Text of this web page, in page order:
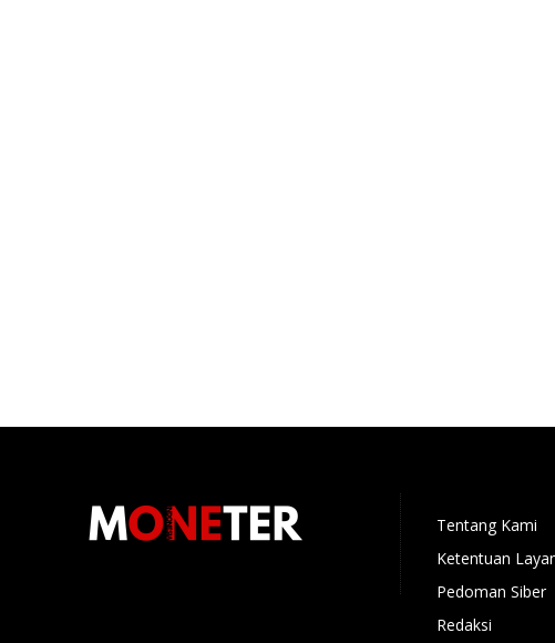
Tentang Kami
Ketentuan
Pedoman Siber
Redaksi